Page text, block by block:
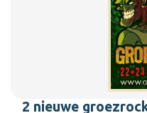
2 nieuwe